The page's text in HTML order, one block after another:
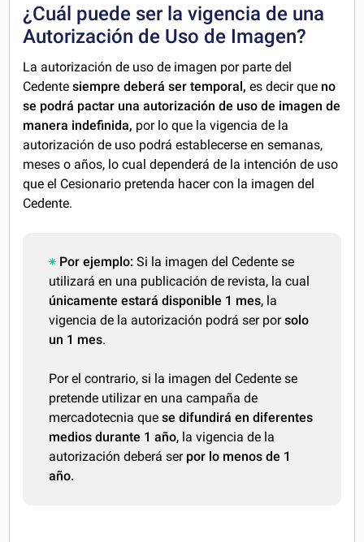
¿Cuál puede ser la vigencia de una
Autorización de Uso de Imagen?
La autorización de uso de imagen por parte del
Cedentesiempre deberá ser temporal, es decir que no
se podrá pactar una autorización de uso de imagen de
manera indefinida, por lo que la vigencia de la
autorización de uso podrá establecerse en semanas,
meses o años, lo cual dependerá de la intención de uso
que el Cesionario pretenda hacer con la imagen del
Cedente.
Por ejemplo:Si la imagen del Cedente se
utilizará en una publicación de revista, la cual
únicamente estará disponible 1 mes, la
vigencia de la autorización podrá ser porsolo
un 1 mes.
Por el contrario, si la imagen del Cedente se
pretende utilizar en una campaña de
mercadotecnia quese difundirá en diferentes
medios durante 1 año, la vigencia de la
autorización deberá ser por lo menos de 1
año.